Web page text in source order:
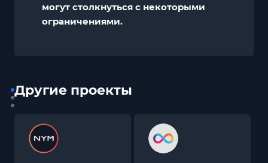
могут столкнуться с некоторыми
ограничениями.
Другие проекты